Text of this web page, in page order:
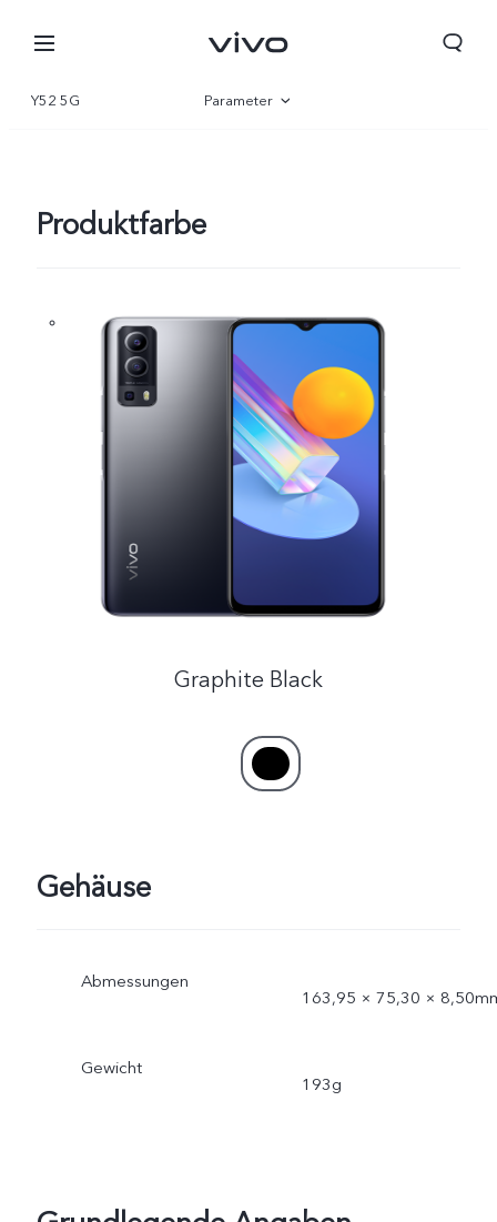
Y52 5G Parameter
Produktfarbe
Graphite Black
Gehäuse
Abmessungen
163,95 × 75,30 ×
Gewicht
193g